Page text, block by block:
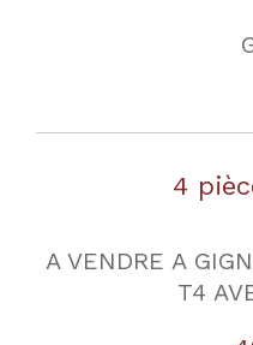
4
A VENDRE A
T4